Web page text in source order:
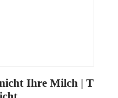
Ihre Milch | T